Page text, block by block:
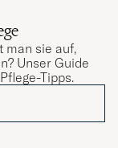
man sie auf,
Unser Guide
Tipps.